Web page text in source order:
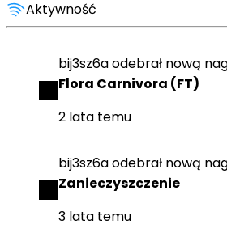
Aktywność
bij3sz6aodebrał nową
Flora Carnivora (FT)
2 lata temu
bij3sz6aodebrał nową
Zanieczyszczenie
3 lata temu